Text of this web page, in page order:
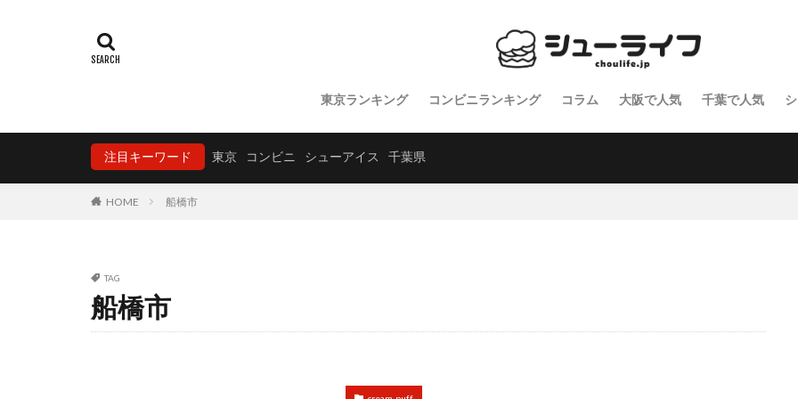
東京ランキング コンビニランキング コラム 大阪で人気 千葉で人気
注目キーワード 東京 コンビニ シューアイス 千葉県
HOME 船橋市
TAG
船橋市